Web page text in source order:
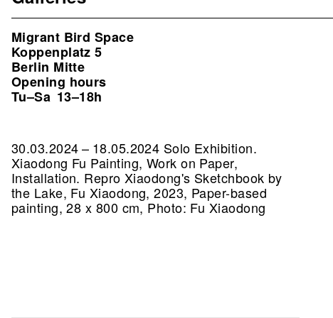
Migrant Bird Space
Koppenplatz 5
Berlin Mitte
Opening hours
Tu–Sa 13–18h
30.03.2024 – 18.05.2024 Solo Exhibition.
Xiaodong Fu Painting, Work on Paper,
Installation. Repro Xiaodong's Sketchbook by
the Lake, Fu Xiaodong, 2023, Paper-based
painting, 28 x 800 cm, Photo: Fu Xiaodong